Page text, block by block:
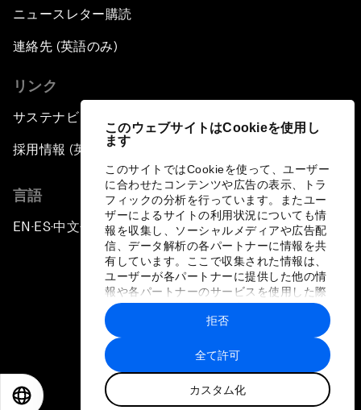
このウェブサイトはCookieを使用し
ます
このサイトではCookieを使って、ユーザー
に合わせたコンテンツや広告の表示、トラ
フィックの分析を行っています。またユー
ザーによるサイトの利用状況についても情
報を収集し、ソーシャルメディアや広告配
信、データ解析の各パートナーに情報を共
有しています。ここで収集された情報は、
ユーザーが各パートナーに提供した他の情
報や各パートナーのサービスを使用した際
に収集された情報と組み合わされ、各パー
トナーによって使用されることがありま
す。
全て許可
カスタム化
拒否
ニュースレター購読
連絡先 (英語のみ)
リンク
サステナビリティへの取り組み
採用情報 (英語のみ)
言語
EN ▪ES▪中文▪ 日本語
プライバシーポリシーと利用規約
サイトマップ
©
世界経済フォーラム